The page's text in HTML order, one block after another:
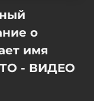
о
имя
- ВИДЕО